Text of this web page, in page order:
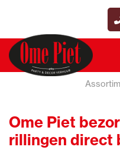
Ome Piet
rillingen direct